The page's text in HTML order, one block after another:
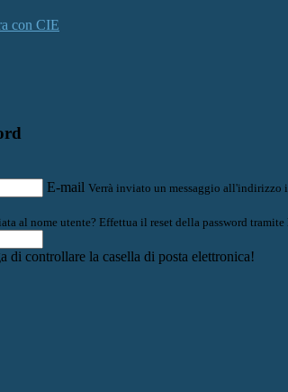
con CIE
E-mail Verrà inviato un messaggio all'indirizzo
al nome utente? Effettua il reset della password tramite
di controllare la casella di posta elettronica!